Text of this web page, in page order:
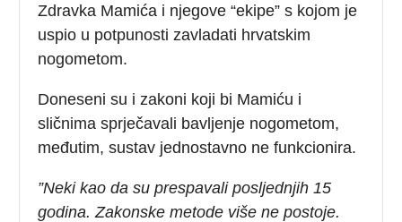
Zdravka Mamića i njegove “ekipe” s kojom je
uspio u potpunosti zavladati hrvatskim
nogometom.
Doneseni su i zakoni koji bi Mamiću i
sličnima sprječavali bavljenje nogometom,
međutim, sustav jednostavno ne funkcionira.
”Neki kao da su prespavali posljednjih 15
godina. Zakonske metode više ne postoje.